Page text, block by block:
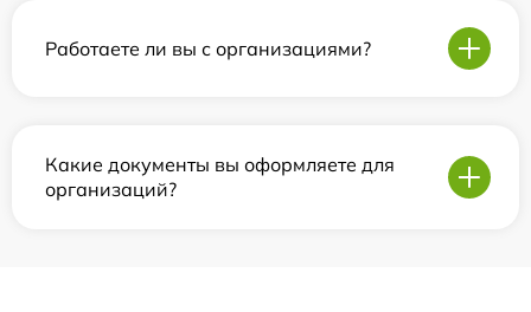
Работаете ли вы с организациями?
Какие документы вы оформляете для
организаций?